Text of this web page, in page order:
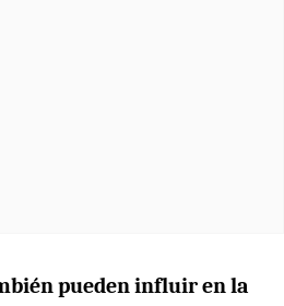
pueden influir en la